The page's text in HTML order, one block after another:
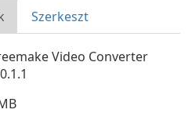
Szerkeszt
Video Converter